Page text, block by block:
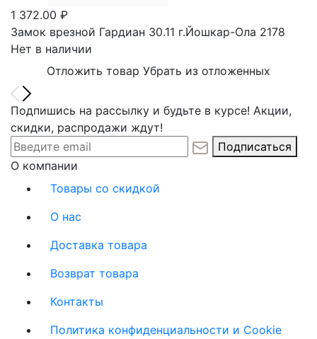
1 372.00 ₽
Замок врезной Гардиан 30.11 г.Йошкар-Ола 2178
Нет в наличии
Отложить товар Убрать из отложенных
Подпишись на рассылку и будьте в курсе! Акции,
скидки, распродажи ждут!
Подписаться
О компании
Товары со скидкой
О нас
Доставка товара
Возврат товара
Контакты
Политика конфиденциальности и Cookie